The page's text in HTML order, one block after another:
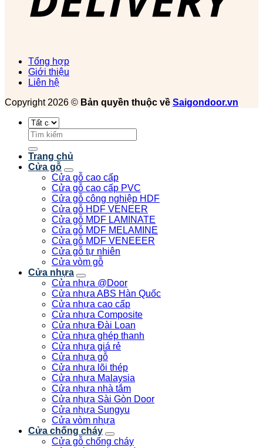
Tổng hợp
Giới thiệu
Liên hệ
Copyright 2026 © Bản quyền thuộc về Saigondoor.vn
Tìm
kiếm:
Trang chủ
Cửa gỗ
Cửa gỗ cao cấp
Cửa gỗ cao cấp PVC
Cửa gỗ công nghiệp HDF
Cửa gỗ HDF VENEER
Cửa gỗ MDF LAMINATE
Cửa gỗ MDF MELAMINE
Cửa gỗ MDF VENEEER
Cửa gỗ tự nhiên
Cửa vòm gỗ
Cửa nhựa
Cửa nhựa @Door
Cửa nhựa ABS Hàn Quốc
Cửa nhựa cao cấp
Cửa nhựa Composite
Cửa nhựa Đài Loan
Cửa nhựa ghép thanh
Cửa nhựa giá rẻ
Cửa nhựa gỗ
Cửa nhựa lõi thép
Cửa nhựa Malaysia
Cửa nhựa nhà tắm
Cửa nhựa Sài Gòn Door
Cửa nhựa Sungyu
Cửa vòm nhựa
Cửa chống cháy
Cửa gỗ chống cháy